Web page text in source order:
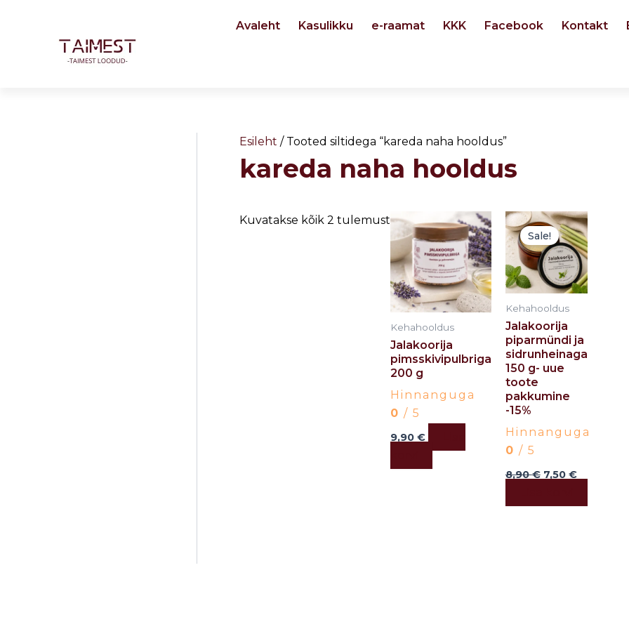
Avaleht Kasulikku e-raamat KKK Facebook Kontakt
Esileht / Tooted siltidega “kareda naha hooldus”
kareda naha hooldus
Kuvatakse kõik 2 tulemust
Kehahooldus
Jalakoorija
pimsskivipulbriga
200 g
Hinnanguga
0 / 5
9,90 €
Sale!
Kehahooldus
Jalakoorija
piparmündi ja
sidrunheinaga
150 g- uue
toote
pakkumine
-15%
Hinnanguga
0 / 5
8,90€
Algne
hind
oli:
8,90 €.
7,50 €
Current
price
is:
7,50 €.